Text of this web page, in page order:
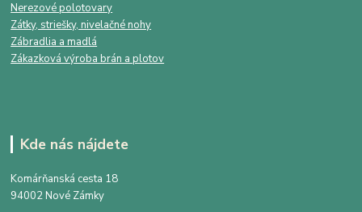
Nerezové polotovary
Zátky, striešky, nivelačné nohy
Zábradlia a madlá
Zákazková výroba brán a plotov
Kde nás nájdete
Komárňanská cesta 18
94002 Nové Zámky